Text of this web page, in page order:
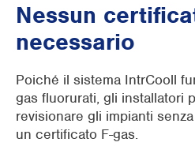
Nessun
necessario
Poiché il sistema IntrCooll
gas fluorurati, gli installatori
revisionare gli impianti
un certificato F-gas.